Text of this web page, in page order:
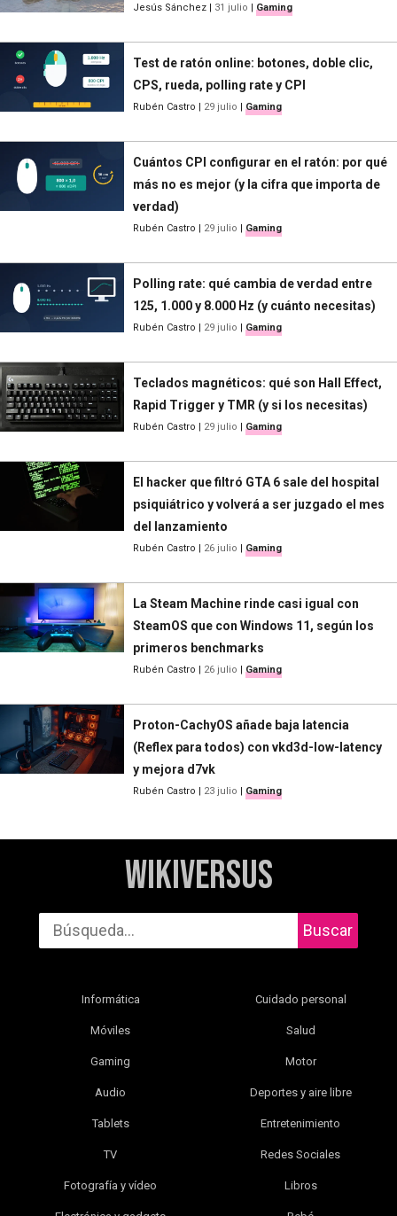
Jesús Sánchez | 31 julio | Gaming
Test de ratón online: botones, doble clic,
CPS, rueda, polling rate y CPI
Rubén Castro | 29 julio | Gaming
Cuántos CPI configurar en el ratón: por qué
más no es mejor (y la cifra que importa de
verdad)
Rubén Castro | 29 julio | Gaming
Polling rate: qué cambia de verdad entre
125, 1.000 y 8.000 Hz (y cuánto necesitas)
Rubén Castro | 29 julio | Gaming
Teclados magnéticos: qué son Hall Effect,
Rapid Trigger y TMR (y si los necesitas)
Rubén Castro | 29 julio | Gaming
El hacker que filtró GTA 6 sale del hospital
psiquiátrico y volverá a ser juzgado el mes
del lanzamiento
Rubén Castro | 26 julio | Gaming
La Steam Machine rinde casi igual con
SteamOS que con Windows 11, según los
primeros benchmarks
Rubén Castro | 26 julio | Gaming
Proton-CachyOS añade baja latencia
(Reflex para todos) con vkd3d-low-latency
y mejora d7vk
Rubén Castro | 23 julio | Gaming
WikiVersus
Buscar
Informática
Móviles
Gaming
Audio
Tablets
TV
Fotografía y vídeo
Cuidado personal
Salud
Motor
Deportes y aire libre
Entretenimiento
Redes Sociales
Libros